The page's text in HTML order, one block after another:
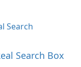
Search Box